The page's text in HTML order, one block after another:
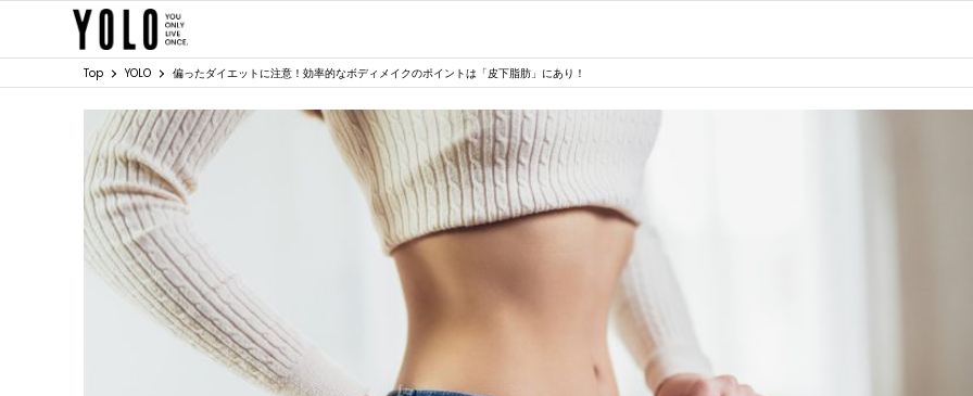
Top YOLO 偏ったダイエットに注意！効率的なボディメイクのポイントは「皮下脂肪」にあり！